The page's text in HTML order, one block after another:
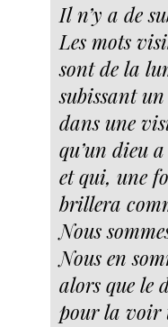
Il n’y a de
Les mots
sont de la
subissant
dans une
qu’un dieu
et qui, une
brillera
Nous
Nous en
alors que le
pour la voir